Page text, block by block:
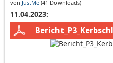
von JustMe (41 Downloads)
11.04.2023: